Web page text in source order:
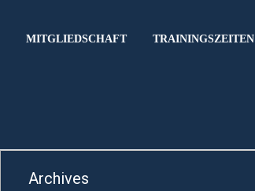
MITGLIEDSCHAFT TRAININGSZEITEN
Archives